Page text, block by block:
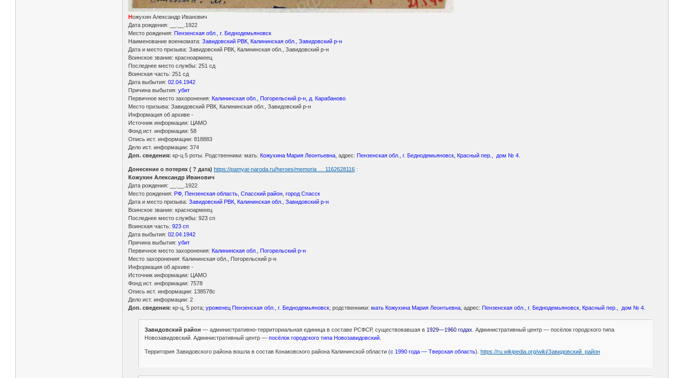
Ножухин Александр Иванович
Дата рождения: __.__.1922
Место рождения: Пензенская обл., г. Беднодемьяновск
Наименование военкомата: Завидовский РВК, Калининская обл., Завидовский р-н
Дата и место призыва: Завидовский РВК, Калининская обл., Завидовский р-н
Воинское звание: красноармеец
Последнее место службы: 251 сд
Воинская часть: 251 сд
Дата выбытия:02.04.1942
Причина выбытия:убит
Первичное место захоронения: Калининская обл., Погорельский р-н, д. Карабаново
Место призыва: Завидовский РВК, Калининская обл., Завидовский р-н
Информация об архиве -
Источник информации: ЦАМО
Фонд ист. информации: 58
Опись ист. информации: 818883
Дело ист. информации: 374
Доп. сведения: кр-ц 5 роты. Родственники: мать: Кожухина Мария Леонтьевна , адрес:Пензенская обл., г. Беднодемьяновск, Красный пер., дом № 4.
Донесение о потерях ( ? дата) https://pamyat-naroda.ru/heroes/memoria … 1162628116 :
Кожухин Александр Иванович
Дата рождения: __.__.1922
Место рождения: РФ, Пензенская область, Спасский район, город Спасск
Дата и место призыва:Завидовский РВК, Калининская обл., Завидовский р-н
Воинское звание: красноармеец
Последнее место службы: 923 сп
Воинская часть: 923 сп
Дата выбытия: 02.04.1942
Причина выбытия:убит
Первичное место захоронения: Калининская обл., Погорельский р-н
Место захоронения: Калининская обл., Погорельский р-н
Информация об архиве -
Источник информации: ЦАМО
Фонд ист. информации: 7578
Опись ист. информации: 138578с
Дело ист. информации: 2
Доп. сведения: кр-ц, 5 рота;уроженец Пензенская обл., г. Беднодемьяновск; родственники: мать Кожухина Мария Леонтьевна, адрес:Пензенская обл., г. Беднодемьяновск, Красный пер., дом № 4.
Завидовский район — административно-территориальная единица в составе РСФСР, существовавшая в 1929—1960 годах. Административный центр — посёлок городского типа
Новозавидовский. Административный центр — посёлок городского типа Новозавидовский.
Территория Завидовского района вошла в состав Конаковского района Калининской области (с 1990 года — Тверская область). https://ru.wikipedia.org/wiki/Завидовский_район